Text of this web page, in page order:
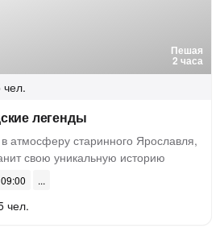
Пешая
2 часа
чел.
легенды
атмосферу старинного Ярославля,
свою уникальную историю
чел.